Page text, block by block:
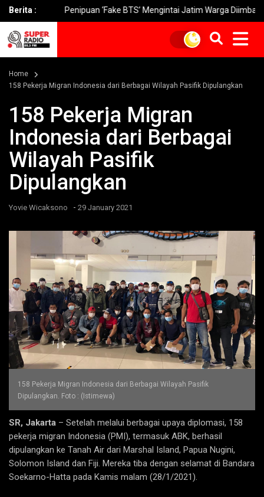
Berita :
Penipuan ‘Fake BTS’ Mengintai Jatim Warga Diimbau Waspada
Home
158 Pekerja Migran Indonesia dari Berbagai Wilayah Pasifik Dipulangkan
158 Pekerja Migran
Indonesia dari Berbagai
Wilayah Pasifik
Dipulangkan
Yovie Wicaksono - 29 January 2021
158 Pekerja Migran Indonesia dari Berbagai Wilayah Pasifik
Dipulangkan. Foto : (Istimewa)
SR, Jakarta – Setelah melalui berbagai upaya diplomasi, 158
pekerja migran Indonesia (PMI), termasuk ABK, berhasil
dipulangkan ke Tanah Air dari Marshal Island, Papua Nugini,
Solomon Island dan Fiji. Mereka tiba dengan selamat di Bandara
Soekarno-Hatta pada Kamis malam (28/1/2021).